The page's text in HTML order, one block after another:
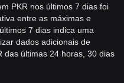
PKR nos últimos 7 dias foi
entre as máximas e
7 dias indica uma
dados adicionais de
das últimas 24 horas, 30 dias